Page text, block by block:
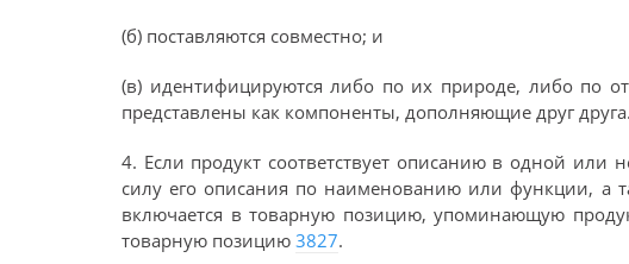
(б) поставляются совместно; и
(в) идентифицируются либо по их природе, либо по
представлены как компоненты, дополняющие друг друга.
4. Если продукт соответствует описанию в одной или
силу его описания по наименованию или функции, а
включается в товарную позицию, упоминающую
товарную позицию 3827.